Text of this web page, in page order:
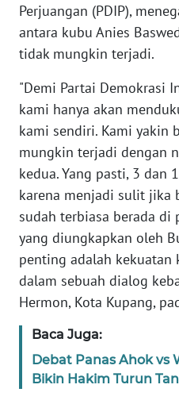
Perjuangan (PDIP),
antara kubu Anies
tidak mungkin terjadi.
"Demi Partai Demokrasi
kami hanya akan
kami sendiri. Kami yakin
mungkin terjadi dengan
kedua. Yang pasti, 3 dan
karena menjadi sulit jika
sudah terbiasa berada di
yang diungkapkan oleh
penting adalah kekuatan
dalam sebuah dialog
Hermon, Kota Kupang,
Baca Juga:
Debat Panas Ahok vs
Bikin Hakim Turun
TENTANG
KAMI
MEDIA
SIBER
REDAKSI
KARIR
DISCLAIMER
Wahana
News
Regional
SUMUT